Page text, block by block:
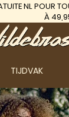
TIJDVAK
NL POUR
À